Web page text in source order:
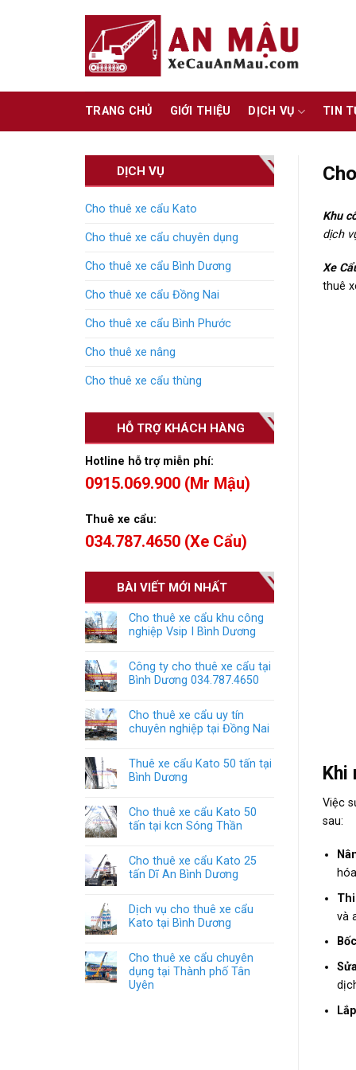
TRANG CHỦ GIỚI THIỆU DỊCH VỤ TIN
DỊCH VỤ
Cho thuê xe cẩu Kato
Cho thuê xe cẩu chuyên dụng
Cho thuê xe cẩu Bình Dương
Cho thuê xe cẩu Đồng Nai
Cho thuê xe cẩu Bình Phước
Cho thuê xe nâng
Cho thuê xe cẩu thùng
HỖ TRỢ KHÁCH HÀNG
Hotline hỗ trợ miễn phí:
0915.069.900 (Mr Mậu)
Thuê xe cẩu:
034.787.4650 (Xe Cẩu)
BÀI VIẾT MỚI NHẤT
Cho thuê xe cẩu khu công
nghiệp Vsip I Bình Dương
Công ty cho thuê xe cẩu tại
Bình Dương 034.787.4650
Cho thuê xe cẩu uy tín
chuyên nghiệp tại Đồng Nai
Thuê xe cẩu Kato 50 tấn tại
Bình Dương
Cho thuê xe cẩu Kato 50
tấn tại kcn Sóng Thần
Cho thuê xe cẩu Kato 25
tấn Dĩ An Bình Dương
Dịch vụ cho thuê xe cẩu
Kato tại Bình Dương
Cho thuê xe cẩu chuyên
dụng tại Thành phố Tân
Uyên
Khu
dịch
Xe
thuê
Khi
Việc
sau:
và